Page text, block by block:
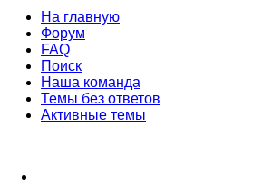
На главную
Форум
FAQ
Поиск
Наша команда
Темы без ответов
Активные темы